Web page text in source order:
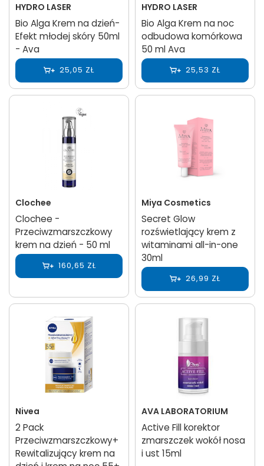
HYDRO LASER
Bio Alga Krem na dzień-
Efekt młodej skóry 50ml
- Ava
25,05 ZŁ
HYDRO LASER
Bio Alga Krem na noc
odbudowa komórkowa
50 ml Ava
25,53 ZŁ
Clochee
Clochee -
Przeciwzmarszczkowy
krem na dzień - 50 ml
160,65 ZŁ
Miya Cosmetics
Secret Glow
rozświetlający krem z
witaminami all-in-one
30ml
26,99 ZŁ
Nivea
2 Pack
Przeciwzmarszczkowy+
Rewitalizujący krem na
AVA LABORATORIUM
Active Fill korektor
zmarszczek wokół nosa
i ust 15ml